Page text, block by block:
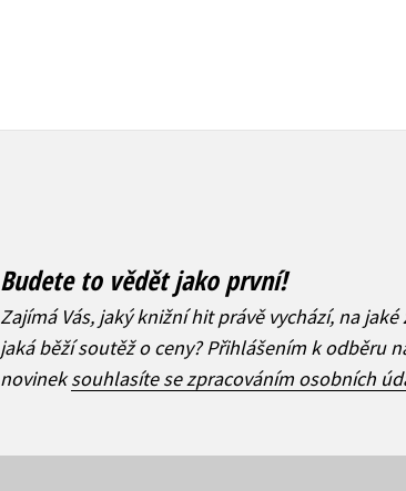
Budete to vědět jako první!
Zajímá Vás, jaký knižní hit právě vychází, na
jaká běží soutěž o ceny? Přihlášením k odběru
novineksouhlasíte se zpracováním osobních